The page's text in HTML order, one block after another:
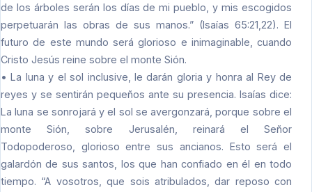
de los árboles serán los días de mi pueblo, y mis escogidos
perpetuarán las obras de sus manos.” (Isaías 65:21,22). El
futuro de este mundo será glorioso e inimaginable, cuando
Cristo Jesús reine sobre el monte Sión.
• La luna y el sol inclusive, le darán gloria y honra al Rey de
reyes y se sentirán pequeños ante su presencia. Isaías dice:
La luna se sonrojará y el sol se avergonzará, porque sobre el
monte Sión, sobre Jerusalén, reinará el Señor
Todopoderoso, glorioso entre sus ancianos. Esto será el
galardón de sus santos, los que han confiado en él en todo
tiempo. “A vosotros, que sois atribulados, dar reposo con